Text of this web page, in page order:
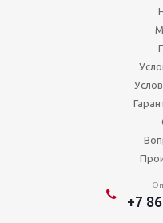
+7